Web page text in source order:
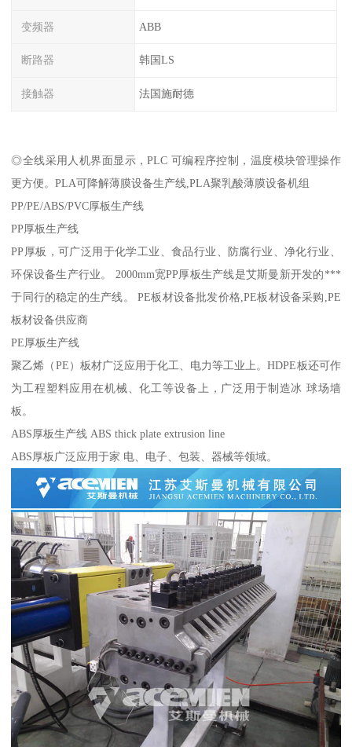
变频器 ABB
断路器 韩国LS
接触器 法国施耐德
◎全线采用人机界面显示，PLC 可编程序控制，温度模块管理操作
更方便。PLA可降解薄膜设备生产线,PLA聚乳酸薄膜设备机组
PP/PE/ABS/PVC厚板生产线
PP厚板生产线
PP厚板，可广泛用于化学工业、食品行业、防腐行业、净化行业、
环保设备生产行业。 2000mm宽PP厚板生产线是艾斯曼新开发的***
于同行的稳定的生产线。 PE板材设备批发价格,PE板材设备采购,PE
板材设备供应商
PE厚板生产线
聚乙烯（PE）板材广泛应用于化工、电力等工业上。HDPE板还可作
为工程塑料应用在机械、化工等设备上，广泛用于制造冰 球场墙
板。
ABS厚板生产线 ABS thick plate extrusion line
ABS厚板广泛应用于家 电、电子、包装、器械等领域。